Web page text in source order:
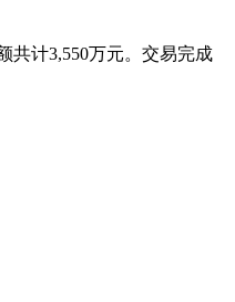
共计3,550万元。交易完成